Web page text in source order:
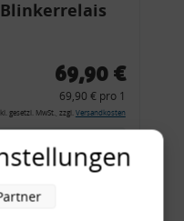
69,90 €
69,90 € pro 1
gesetzl. MwSt., zzgl. Versandkosten